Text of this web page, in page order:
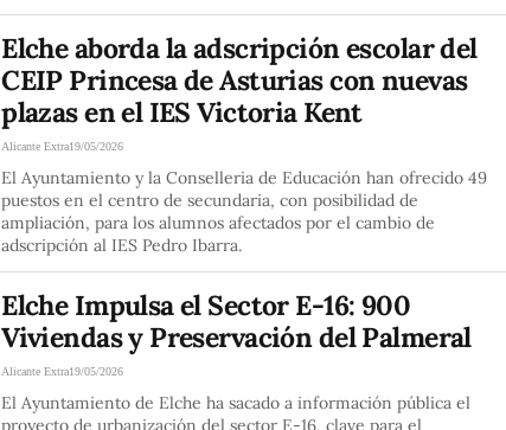
Elche aborda la adscripción escolar del
CEIP Princesa de Asturias con nuevas
plazas en el IES Victoria Kent
Alicante Extra19/05/2026
El Ayuntamiento y la Conselleria de Educación han ofrecido 49
puestos en el centro de secundaria, con posibilidad de
ampliación, para los alumnos afectados por el cambio de
adscripción al IES Pedro Ibarra.
Elche Impulsa el Sector E-16: 900
Viviendas y Preservación del Palmeral
Alicante Extra19/05/2026
El Ayuntamiento de Elche ha sacado a información pública el
proyecto de urbanización del sector E-16, clave para el